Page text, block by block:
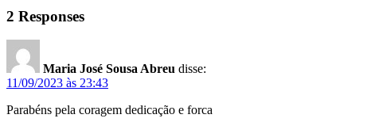
2 Responses
Maria José Sousa Abreu disse:
11/09/2023 às 23:43
Parabéns pela coragem dedicação e forca